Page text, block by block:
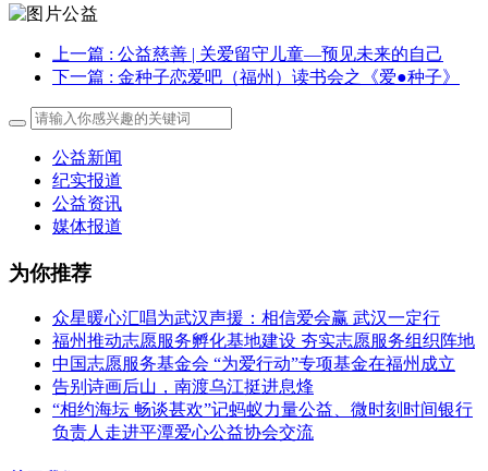
上一篇 : 公益慈善 | 关爱留守儿童—预见未来的自己
下一篇 : 金种子恋爱吧（福州）读书会之《爱●种子》
公益新闻
纪实报道
公益资讯
媒体报道
为你推荐
众星暖心汇唱为武汉声援：相信爱会赢 武汉一定行
福州推动志愿服务孵化基地建设 夯实志愿服务组织阵地
中国志愿服务基金会 “为爱行动”专项基金在福州成立
告别诗画后山，南渡乌江挺进息烽
“相约海坛 畅谈甚欢”记蚂蚁力量公益、微时刻时间银行
负责人走进平潭爱心公益协会交流